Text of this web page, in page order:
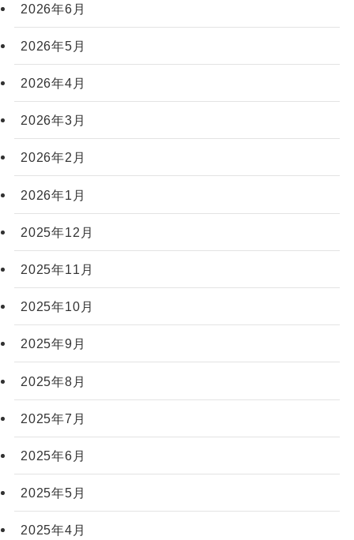
2026年6月
2026年5月
2026年4月
2026年3月
2026年2月
2026年1月
2025年12月
2025年11月
2025年10月
2025年9月
2025年8月
2025年7月
2025年6月
2025年5月
2025年4月